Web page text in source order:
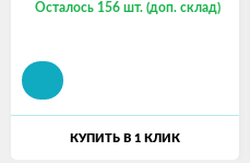
Осталось 156 шт. (доп. склад)
КУПИТЬ В 1 КЛИК